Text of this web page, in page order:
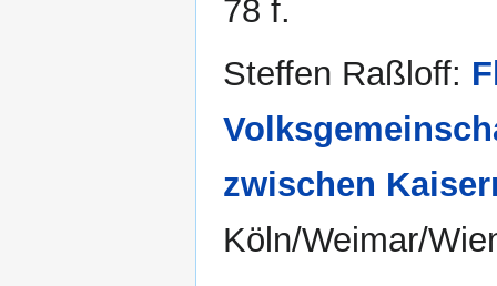
78 f.
Steffen Raßloff:
zwischen
Köln/Weimar/